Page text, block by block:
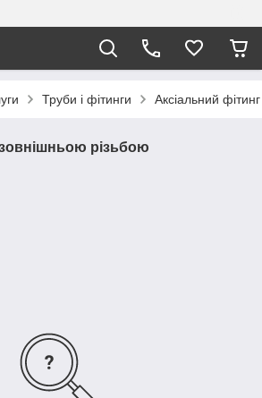
Труби і фітинги Аксіальний фітинг
зовнішньою різьбою